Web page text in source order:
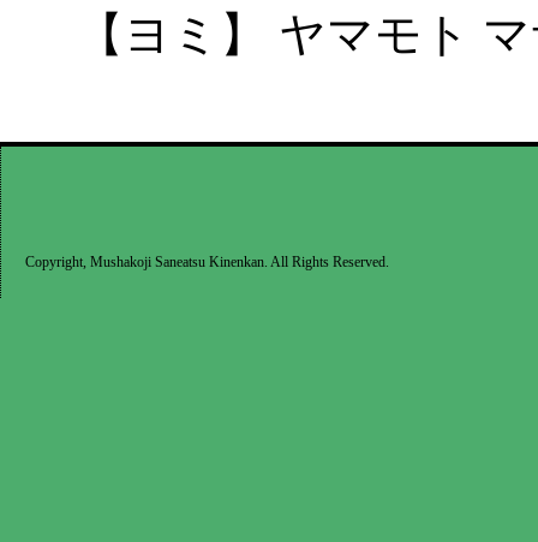
【ヨミ】 ヤマモト
Copyright, Mushakoji Saneatsu Kinenkan. All Rights Reserved.